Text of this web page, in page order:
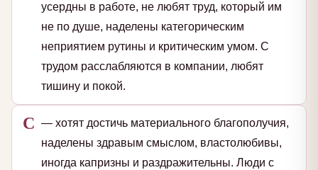
усердны в работе, не любят труд, который им
не по душе, наделены категорическим
неприятием рутины и критическим умом. С
трудом расслабляются в компании, любят
тишину и покой.
С — хотят достичь материального благополучия,
наделены здравым смыслом, властолюбивы,
иногда капризны и раздражительны. Люди с